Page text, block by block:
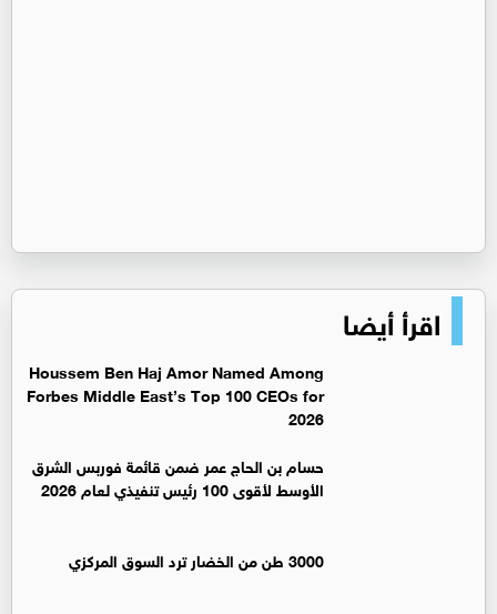
اقرأ أيضا
Houssem Ben Haj Amor Named Among
Forbes Middle East’s Top 100 CEOs for
2026
حسام بن الحاج عمر ضمن قائمة فوربس الشرق
الأوسط لأقوى 100 رئيس تنفيذي لعام 2026
3000 طن من الخضار ترد السوق المركزي